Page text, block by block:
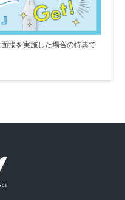
接を実施した場合の特典で